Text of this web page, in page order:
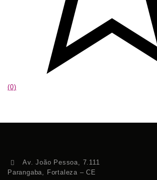
(0)
Av. João Pessoa, 7.111
Parangaba, Fortaleza – CE